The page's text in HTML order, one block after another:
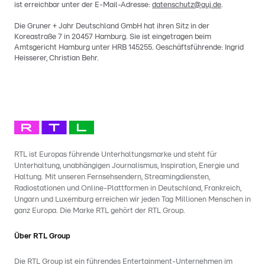
ist erreichbar unter der E-Mail-Adresse: datenschutz@guj.de.
Die Gruner + Jahr Deutschland GmbH hat ihren Sitz in der
Koreastraße 7 in 20457 Hamburg. Sie ist eingetragen beim
Amtsgericht Hamburg unter HRB 145255. Geschäftsführende: Ingrid
Heisserer, Christian Behr.
RTL ist Europas führende Unterhaltungsmarke und steht für
Unterhaltung, unabhängigen Journalismus, Inspiration, Energie und
Haltung. Mit unseren Fernsehsendern, Streamingdiensten,
Radiostationen und Online-Plattformen in Deutschland, Frankreich,
Ungarn und Luxemburg erreichen wir jeden Tag Millionen Menschen in
ganz Europa. Die Marke RTL gehört der RTL Group.
Über RTL Group
Die RTL Group ist ein führendes Entertainment-Unternehmen im